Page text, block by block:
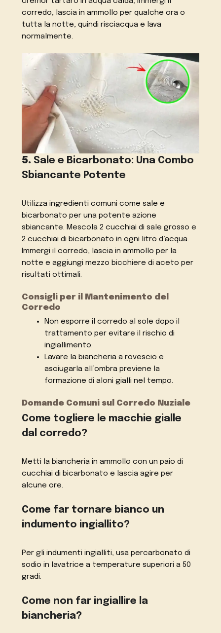
corredo, lascia in ammollo per qualche ora o
tutta la notte, quindi risciacqua e lava
normalmente.
5. Sale e Bicarbonato: Una Combo
Sbiancante Potente
Utilizza ingredienti comuni come sale e
bicarbonato per una potente azione
sbiancante. Mescola 2 cucchiai di sale grosso e
2 cucchiai di bicarbonato in ogni litro d’acqua.
Immergi il corredo, lascia in ammollo per la
notte e aggiungi mezzo bicchiere di aceto per
risultati ottimali.
Consigli per il Mantenimento del
Corredo
Non esporre il corredo al sole dopo il
trattamento per evitare il rischio di
ingiallimento.
Lavare la biancheria a rovescio e
asciugarla all’ombra previene la
formazione di aloni gialli nel tempo.
Domande Comuni sul Corredo Nuziale
Come togliere le macchie gialle
dal corredo?
Metti la biancheria in ammollo con un paio di
cucchiai di bicarbonato e lascia agire per
alcune ore.
Come far tornare bianco un
indumento ingiallito?
Per gli indumenti ingialliti, usa percarbonato di
sodio in lavatrice a temperature superiori a 50
gradi.
Come non far ingiallire la
biancheria?